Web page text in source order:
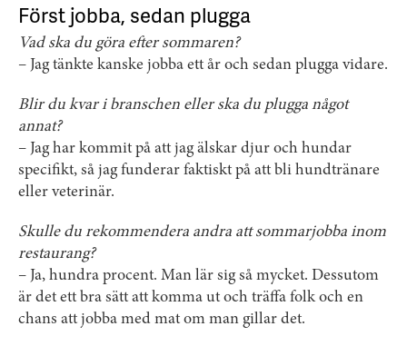
Först jobba, sedan plugga
Vad ska du göra efter sommaren?
– Jag tänkte kanske jobba ett år och sedan plugga vidare.
Blir du kvar i branschen eller ska du plugga något
annat?
– Jag har kommit på att jag älskar djur och hundar
specifikt, så jag funderar faktiskt på att bli hundtränare
eller veterinär.
Skulle du rekommendera andra att sommarjobba inom
restaurang?
– Ja, hundra procent. Man lär sig så mycket. Dessutom
är det ett bra sätt att komma ut och träffa folk och en
chans att jobba med mat om man gillar det.